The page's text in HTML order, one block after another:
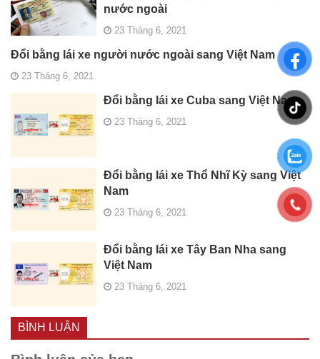
nước ngoài
23 Tháng 6, 2021
Đổi bằng lái xe người nước ngoài sang Việt Nam
23 Tháng 6, 2021
Đổi bằng lái xe Cuba sang Việt Nam
23 Tháng 6, 2021
Đổi bằng lái xe Thổ Nhĩ Kỳ sang Việt
Nam
23 Tháng 6, 2021
Đổi bằng lái xe Tây Ban Nha sang
Việt Nam
23 Tháng 6, 2021
BÌNH LUẬN